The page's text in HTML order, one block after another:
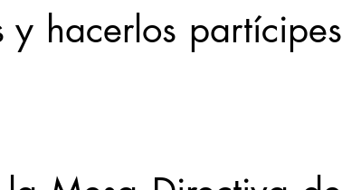
hacerlos partícipes